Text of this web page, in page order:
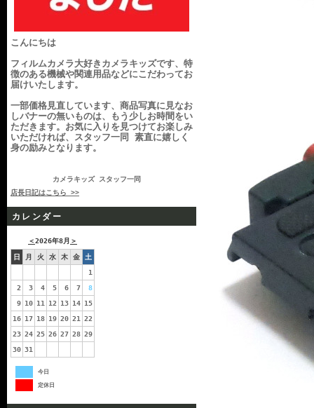
こんにちは
フィルムカメラ大好きカメラキッズです、特
徴のある機械や関連用品などにこだわってお
届けいたします。
一部価格見直しています、商品写真に見なお
しバナーの無いものは、もう少しお時間をい
ただきます。お気に入りを見つけてお楽しみ
いただければ、スタッフ一同 素直に嬉しく
身の励みとなります。
カメラキッズ スタッフ一同
店長日記はこちら >>
カレンダー
＜2026年8月 ＞
日 月 火 水 木 金
土
1
2
3 4 5 6 7
8
9 10 11 12 13 14 15
16 17 18 19 20 21
22
23 24 25 26 27 28 29
30 31
今日
定休日